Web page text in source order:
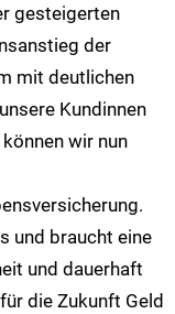
gesteigerten
der
mit deutlichen
Kundinnen
wir nun
und braucht eine
und dauerhaft
die Zukunft Geld